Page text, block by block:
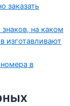
заказать
на каком
изготавливают
в